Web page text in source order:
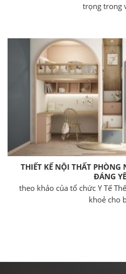
trọng trong
THIẾT KẾ NỘI THẤT PHÒNG
ĐÁNG
theo khảo của tổ chức Y Tế
khoẻ cho